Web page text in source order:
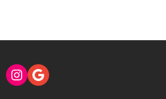
Instagram
Google